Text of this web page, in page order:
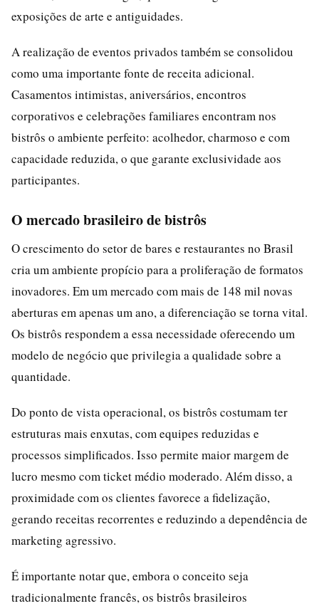
exposições de arte e antiguidades.
A realização de eventos privados também se consolidou
como uma importante fonte de receita adicional.
Casamentos intimistas, aniversários, encontros
corporativos e celebrações familiares encontram nos
bistrôs o ambiente perfeito: acolhedor, charmoso e com
capacidade reduzida, o que garante exclusividade aos
participantes.
O mercado brasileiro de bistrôs
O crescimento do setor de bares e restaurantes no Brasil
cria um ambiente propício para a proliferação de formatos
inovadores. Em um mercado com mais de 148 mil novas
aberturas em apenas um ano, a diferenciação se torna vital.
Os bistrôs respondem a essa necessidade oferecendo um
modelo de negócio que privilegia a qualidade sobre a
quantidade.
Do ponto de vista operacional, os bistrôs costumam ter
estruturas mais enxutas, com equipes reduzidas e
processos simplificados. Isso permite maior margem de
lucro mesmo com ticket médio moderado. Além disso, a
proximidade com os clientes favorece a fidelização,
gerando receitas recorrentes e reduzindo a dependência de
marketing agressivo.
É importante notar que, embora o conceito seja
tradicionalmente francês, os bistrôs brasileiros